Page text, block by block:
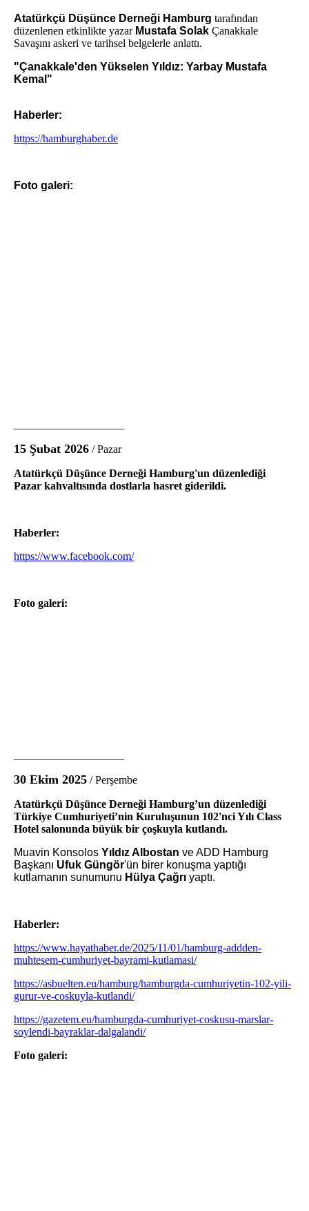
Atatürkçü Düşünce Derneği Hamburg tarafından
düzenlenen etkinlikte yazar Mustafa Solak Çanakkale
Savaşını askeri ve tarihsel belgelerle anlattı.
"Çanakkale'den Yükselen Yıldız: Yarbay Mustafa
Kemal"
Haberler:
https://hamburghaber.de
Foto galeri:
15 Şubat 2026 / Pazar
Atatürkçü Düşünce Derneği Hamburg'un düzenlediği
Pazar kahvaltısında dostlarla hasret giderildi.
Haberler:
https://www.facebook.com/
Foto galeri:
30 Ekim 2025 / Perşembe
Atatürkçü Düşünce Derneği Hamburg’un düzenlediği
Türkiye Cumhuriyeti’nin Kuruluşunun 102'nci Yılı Class
Hotel salonunda büyük bir çoşkuyla kutlandı.
Muavin Konsolos Yıldız Albostan ve ADD Hamburg
Başkanı Ufuk Güngör'ün birer konuşma yaptığı
kutlamanın sunumunu Hülya Çağrı yaptı.
Haberler:
https://www.hayathaber.de/2025/11/01/hamburg-addden-
muhtesem-cumhuriyet-bayrami-kutlamasi/
https://asbuelten.eu/hamburg/hamburgda-cumhuriyetin-102-yili-
gurur-ve-coskuyla-kutlandi/
https://gazetem.eu/hamburgda-cumhuriyet-coskusu-marslar-
soylendi-bayraklar-dalgalandi/
Foto galeri: